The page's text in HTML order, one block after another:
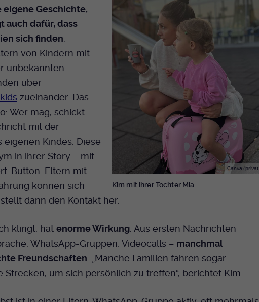
Canva/privat
Kim mit ihrer Tochter Mia
eigene Geschichte,
auch dafür, dass
sich finden
von Kindern mit
unbekannten
über
zueinander. Das
Wer mag, schickt
mit der
eigenen Kindes. Diese
in ihrer Story – mit
Button. Eltern mit
können sich
dann den Kontakt her.
klingt, hat enorme Wirkung: Aus ersten Nachrichten
WhatsApp-Gruppen, Videocalls – manchmal
Freundschaften . „Manche Familien fahren sogar
Strecken, um sich persönlich zu treffen“, berichtet Kim.